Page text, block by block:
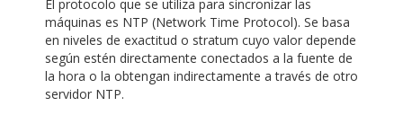
El protocolo que se utiliza para sincronizar las
máquinas es NTP (Network Time Protocol). Se basa
en niveles de exactitud o stratum cuyo valor depende
según estén directamente conectados a la fuente de
la hora o la obtengan indirectamente a través de otro
servidor NTP.